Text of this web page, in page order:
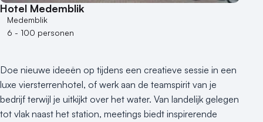
Hotel Medemblik
Medemblik
6 - 100 personen
Doe nieuwe ideeën op tijdens een creatieve sessie in een
luxe viersterrenhotel, of werk aan de teamspirit van je
bedrijf terwijl je uitkijkt over het water. Van landelijk gelegen
tot vlak naast het station, meetings biedt inspirerende